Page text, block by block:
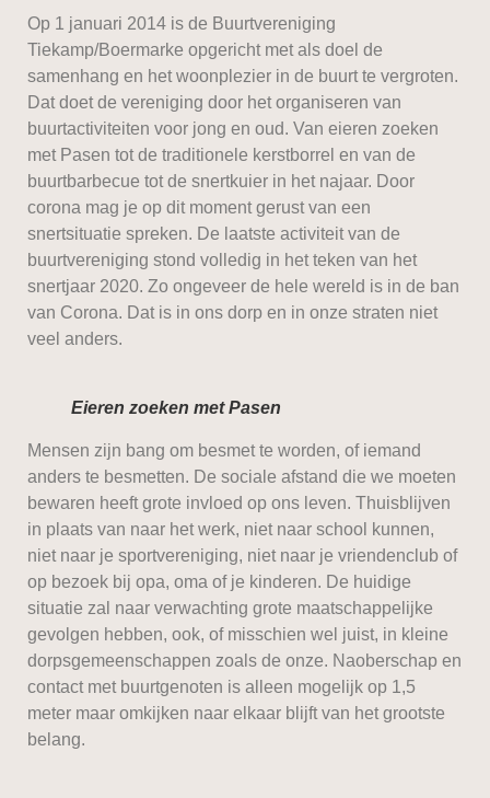
Op 1 januari 2014 is de Buurtvereniging
Tiekamp/Boermarke opgericht met als doel de
samenhang en het woonplezier in de buurt te vergroten.
Dat doet de vereniging door het organiseren van
buurtactiviteiten voor jong en oud. Van eieren zoeken
met Pasen tot de traditionele kerstborrel en van de
buurtbarbecue tot de snertkuier in het najaar. Door
corona mag je op dit moment gerust van een
snertsituatie spreken. De laatste activiteit van de
buurtvereniging stond volledig in het teken van het
snertjaar 2020. Zo ongeveer de hele wereld is in de ban
van Corona. Dat is in ons dorp en in onze straten niet
veel anders.
Eieren zoeken met Pasen
Mensen zijn bang om besmet te worden, of iemand
anders te besmetten. De sociale afstand die we moeten
bewaren heeft grote invloed op ons leven. Thuisblijven
in plaats van naar het werk, niet naar school kunnen,
niet naar je sportvereniging, niet naar je vriendenclub of
op bezoek bij opa, oma of je kinderen. De huidige
situatie zal naar verwachting grote maatschappelijke
gevolgen hebben, ook, of misschien wel juist, in kleine
dorpsgemeenschappen zoals de onze. Naoberschap en
contact met buurtgenoten is alleen mogelijk op 1,5
meter maar omkijken naar elkaar blijft van het grootste
belang.